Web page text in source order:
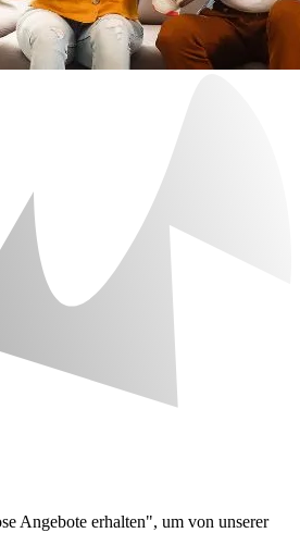
Angebote erhalten", um von unserer